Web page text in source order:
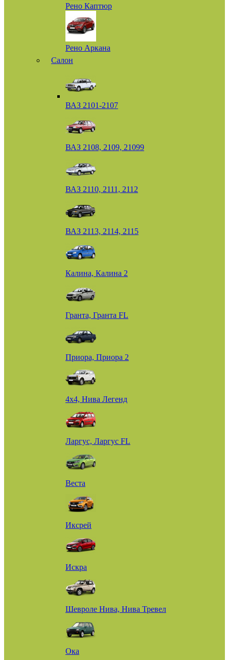
Рено Каптюр
Рено Аркана
Салон
ВАЗ 2101-2107
ВАЗ 2108, 2109, 21099
ВАЗ 2110, 2111, 2112
ВАЗ 2113, 2114, 2115
Калина, Калина 2
Гранта, Гранта FL
Приора, Приора 2
4х4, Нива Легенд
Ларгус, Ларгус FL
Веста
Иксрей
Искра
Шевроле Нива, Нива Тревел
Ока